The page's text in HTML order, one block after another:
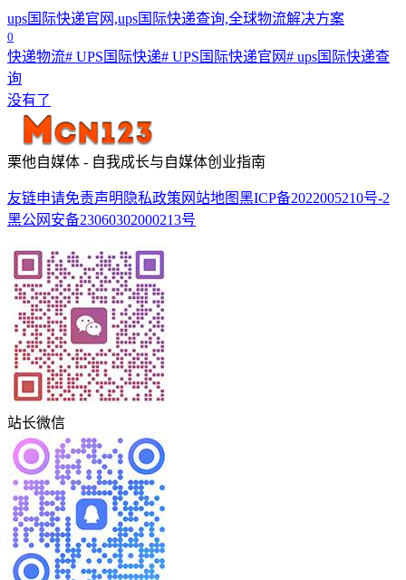
ups国际快递官网,ups国际快递查询,全球物流解决方案
0
快递物流# UPS国际快递# UPS国际快递官网# ups国际快递查
询
没有了
栗他自媒体 - 自我成长与自媒体创业指南
友链申请免责声明 隐私政策 网站地图黑ICP备2022005210号-2
黑公网安备23060302000213号
站长微信